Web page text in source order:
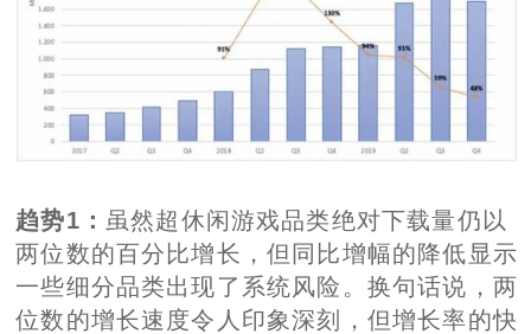
趋势1： 虽然超休闲游戏品类绝对下载量仍以
两位数的百分比增长，但同比增幅的降低显示
一些细分品类出现了系统风险。换句话说，两
位数的增长速度令人印象深刻，但增长率的快